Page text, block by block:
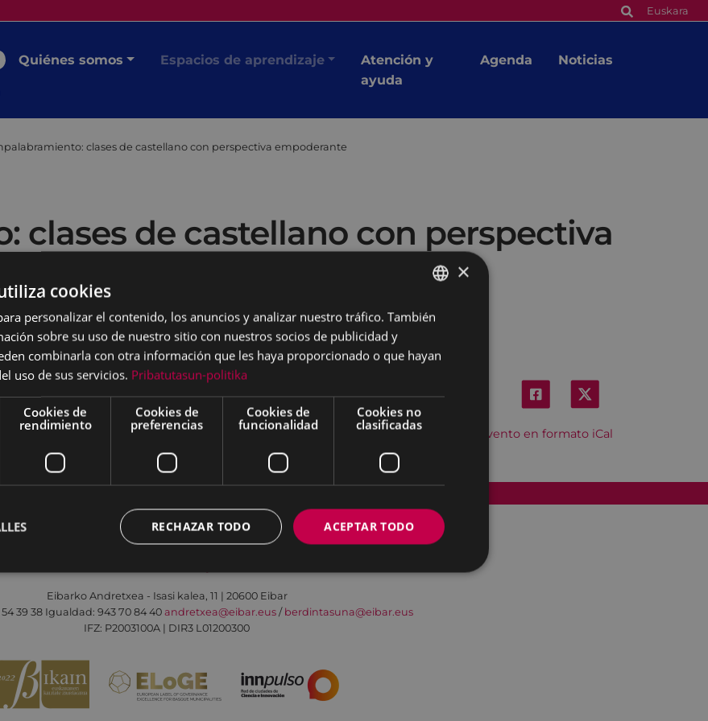
Euskara
Quiénes somos Espacios de aprendizaje
Atención y
ayuda
Agenda Noticias
clases de castellano con perspectiva empoderante
clases de castellano con perspectiva
Descargar el evento en formato iCal
Eibarko Andretxea - Isasi kalea, 11 | 20600 Eibar
39 38 Igualdad: 943 70 84 40 andretxea@eibar.eus/ berdintasuna@eibar.eus
IFZ: P2003100A | DIR3 L01200300
BASQUE
×
cookies
personalizar el contenido, los anuncios y analizar nuestro tráfico. También
sobre su uso de nuestro sitio con nuestros socios de publicidad y
combinarla con otra información que les haya proporcionado o que hayan
uso de sus servicios. Pribatutasun-politika
Cookies de
rendimiento
Cookies de
preferencias
Cookies de
funcionalidad
Cookies no
clasificadas
ACEPTAR TODO
RECHAZAR TODO